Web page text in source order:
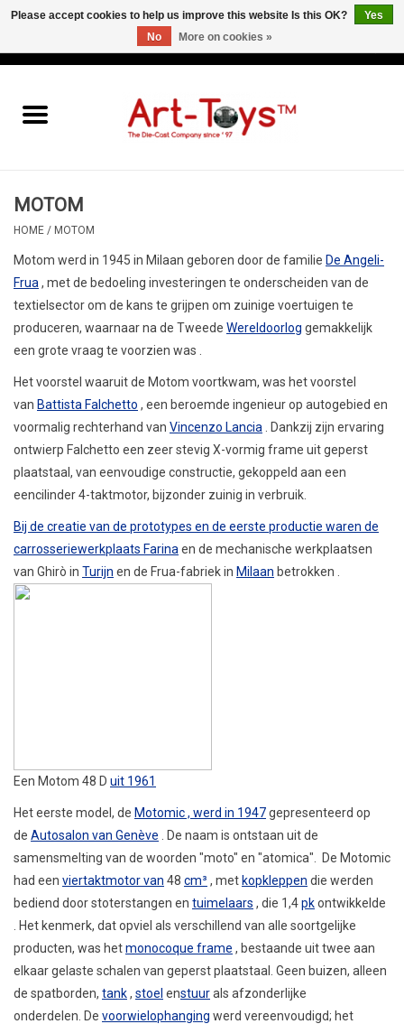
MOTOM
HOME / MOTOM
Motom werd in 1945 in Milaan geboren door de familie De Angeli-
Frua , met de bedoeling investeringen te onderscheiden van de
textielsector om de kans te grijpen om zuinige voertuigen te
produceren, waarnaar na de Tweede Wereldoorlog gemakkelijk
een grote vraag te voorzien was .
Het voorstel waaruit de Motom voortkwam, was het voorstel
van Battista Falchetto , een beroemde ingenieur op autogebied en
voormalig rechterhand van Vincenzo Lancia . Dankzij zijn ervaring
ontwierp Falchetto een zeer stevig X-vormig frame uit geperst
plaatstaal, van eenvoudige constructie, gekoppeld aan een
eencilinder 4-taktmotor, bijzonder zuinig in verbruik.
Bij de creatie van de prototypes en de eerste productie waren de
carrosseriewerkplaats Farina en de mechanische werkplaatsen
van Ghirò in Turijn en de Frua-fabriek in Milaan betrokken .
Een Motom 48 D uit 1961
Het eerste model, de Motomic , werd in 1947gepresenteerd op
de Autosalon van Genève . De naam is ontstaan ​​uit de
samensmelting van de woorden "moto" en "atomica".
De Motomic
had een viertaktmotor van 48 cm³ , met kopkleppen die werden
bediend door stoterstangen en tuimelaars , die 1,4pkontwikkelde
. Het kenmerk, dat opviel als verschillend van alle soortgelijke
producten, was hetmonocoque frame , bestaande uit twee aan
elkaar gelaste schalen van geperst plaatstaal. Geen buizen, alleen
de spatborden, tank, stoel enstuurals afzonderlijke
onderdelen. De voorwielophanging werd vereenvoudigd; het
Please accept cookies to help us improve this website Is this OK?
Yes
No
More on cookies »